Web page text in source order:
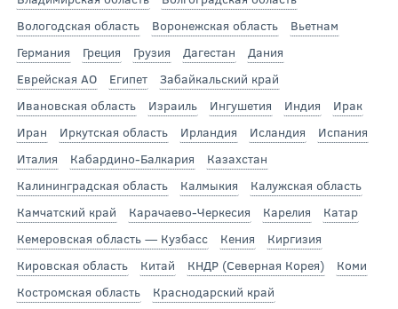
Вологодская область
Воронежская область
Вьетнам
Германия
Греция Грузия Дагестан
Дания
Еврейская АО
Египет
Забайкальский край
Ивановская область
Израиль Ингушетия Индия
Ирак
Иран
Иркутская область Ирландия Исландия
Испания
Италия
Кабардино-Балкария
Казахстан
Калининградская область
Калмыкия
Калужская область
Камчатский край
Карачаево-Черкесия Карелия
Катар
Кемеровская область — Кузбасс
Кения
Киргизия
Кировская область
Китай КНДР (Северная Корея)
Коми
Костромская область
Краснодарский край